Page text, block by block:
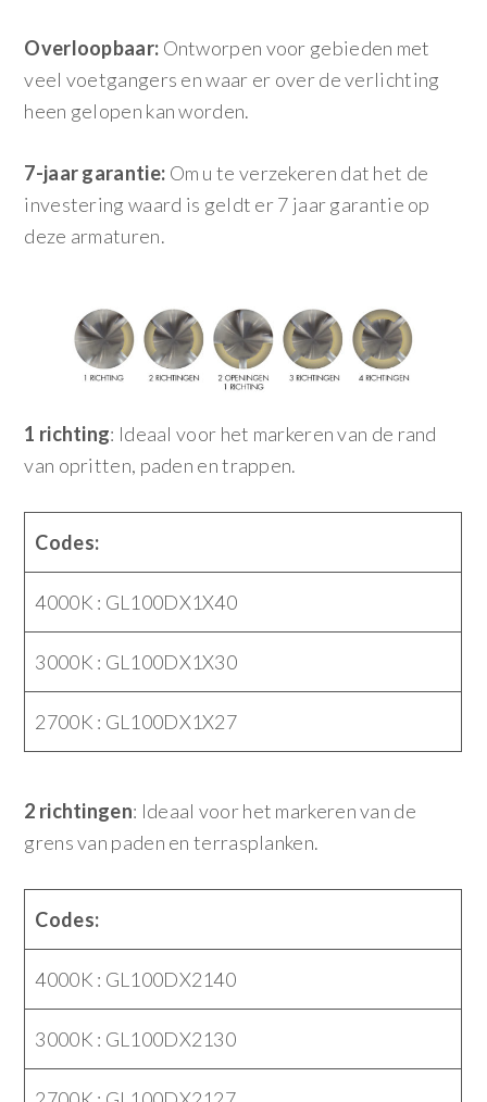
Overloopbaar: Ontworpen voor gebieden met
veel voetgangers en waar er over de verlichting
heen gelopen kan worden.
7-jaar garantie: Om u te verzekeren dat het de
investering waard is geldt er 7 jaar garantie op
deze armaturen.
1 richting: Ideaal voor het markeren van de rand
van opritten, paden en trappen.
Codes:
4000K : GL100DX1X40
3000K : GL100DX1X30
2700K : GL100DX1X27
2 richtingen: Ideaal voor het markeren van de
grens van paden en terrasplanken.
Codes:
4000K : GL100DX2140
3000K : GL100DX2130